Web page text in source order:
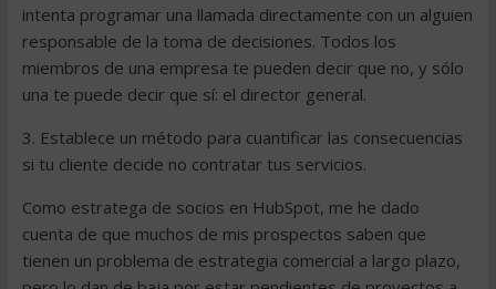
intenta programar una llamada directamente con un alguien
responsable de la toma de decisiones. Todos los
miembros de una empresa te pueden decir que no, y sólo
una te puede decir que sí: el director general.
3. Establece un método para cuantificar las consecuencias
si tu cliente decide no contratar tus servicios.
Como estratega de socios en HubSpot, me he dado
cuenta de que muchos de mis prospectos saben que
tienen un problema de estrategia comercial a largo plazo,